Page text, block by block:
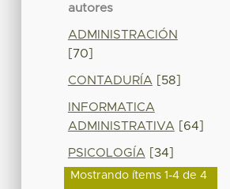
autores
ADMINISTRACIÓN
[70]
CONTADURÍA [58]
INFORMATICA
ADMINISTRATIVA [64]
PSICOLOGÍA [34]
Mostrando ítems 1-4 de 4